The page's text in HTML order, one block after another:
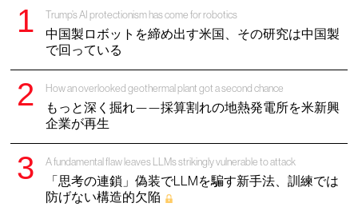
Trump’s AI protectionism has come for robotics
中国製ロボットを締め出す米国、その研究は中国製
で回っている
How an overlooked geothermal plant got a second chance
もっと深く掘れ——採算割れの地熱発電所を米新興
企業が再生
A fundamental flaw leaves LLMs strikingly vulnerable to attack
「思考の連鎖」偽装でLLMを騙す新手法、訓練では
防げない構造的欠陥